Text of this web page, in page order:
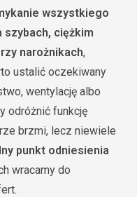
wszystkiego
szybach, ciężkim
narożnikach,
ustalić oczekiwany
wentylację albo
odróżnić funkcję
brzmi, lecz niewiele
punkt odniesienia
wracamy do